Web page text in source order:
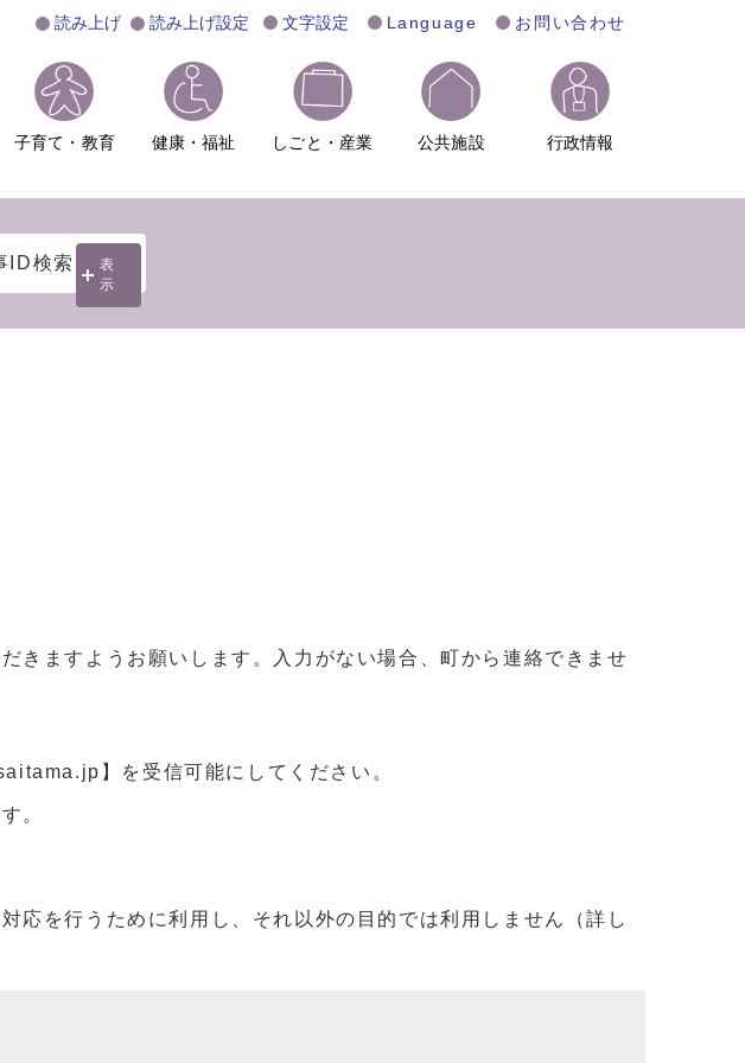
読み上げ 読み上げ設定 文字設定 Language お問い合わせ
子育て・教育 健康・福祉 しごと・産業 公共施設 行政情報
ID検索
表
示
きますようお願いします。入力がない場合、町から連絡できませ
】を受信可能にしてください。
。
応を行うために利用し、それ以外の目的では利用しません（詳し